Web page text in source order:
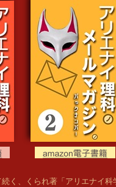
く、くられ著「アリエナイ